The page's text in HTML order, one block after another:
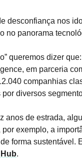
desconfiança nos
no panorama
queremos dizer
em parceria
companhias
diversos
anos de estrada,
exemplo, a
forma sustentável.
.